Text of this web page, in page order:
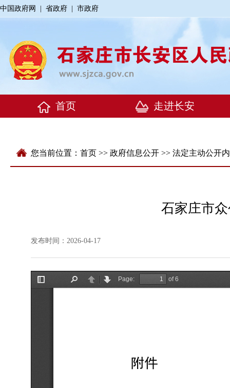
中国政府网 省政府 市政府
您当前位置： 首页 >> 政府信息公开 >> 法定主动公开
石家庄市
发布时间：2026-04-17